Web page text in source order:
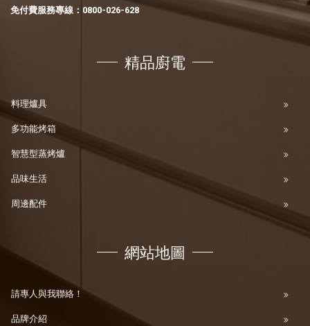
免付費服務專線： 0800-026-628
精品廚電
料理爐具
多功能烤箱
智慧型蒸烤爐
品味生活
周邊配件
網站地圖
請專人與我聯絡！
品牌介紹